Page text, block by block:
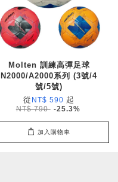
Molten 訓練高彈足球
N2000/A2000系列 (3號/4
號/5號)
從 NT$ 590 起
NT$ 790 -25.3%
加入購物車